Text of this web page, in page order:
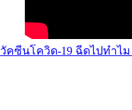
วัคซีนโควิด-19 ฉีดไปทำไม